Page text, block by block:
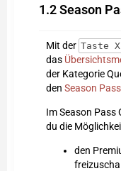
1.2Season
Mit der Taste X
das
der Kategorie
den Season Pass
Im Season Pass
du die
den